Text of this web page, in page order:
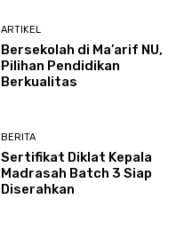
ARTIKEL
Bersekolah di Ma’arif NU,
Pilihan Pendidikan
Berkualitas
BERITA
Sertifikat Diklat Kepala
Madrasah Batch 3 Siap
Diserahkan